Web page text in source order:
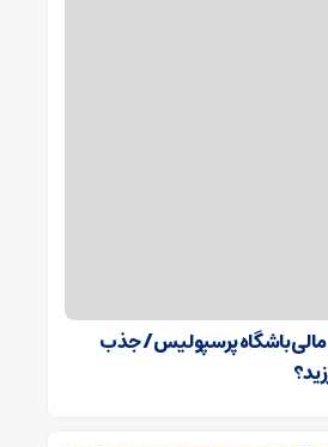
باشگاه پرسپولیس/ جذب